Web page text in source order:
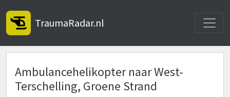
TraumaRadar.nl
Ambulancehelikopter naar West-
Terschelling, Groene Strand